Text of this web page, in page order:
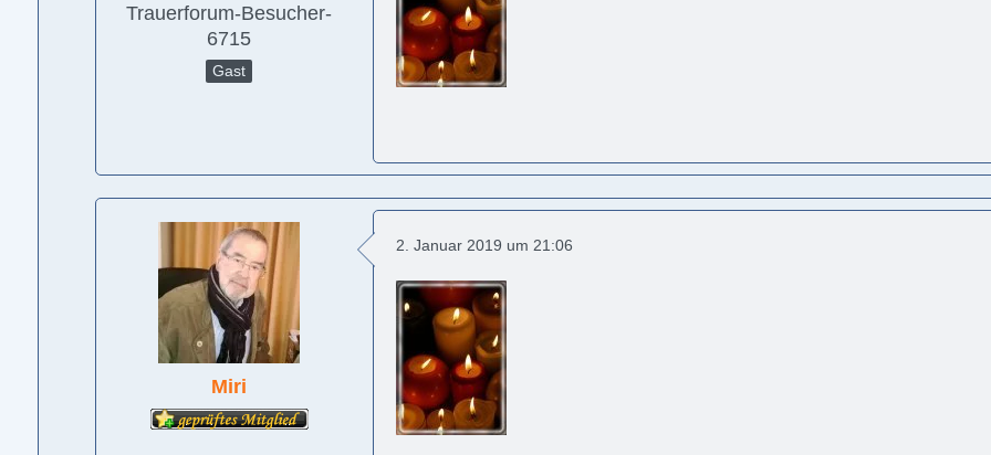
Trauerforum-Besucher-
6715
Gast
Miri
2. Januar 2019 um 21:06